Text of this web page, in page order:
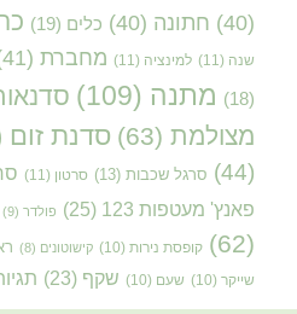
(40)
חתונה (40) כלים (19)
שנה (11) למינציה (11) מחברת (41)
(18) מתנה (109)
מצולמת (63) סדנת זום
(44)
סרגל שכבות (13) סרטון (11)
פאנץ' מעטפות 123 (25) פולדר (9)
(62)
קופסת נירות (10) קישוטונים (8)
שייקר (10) שעם (10) שקף (23)